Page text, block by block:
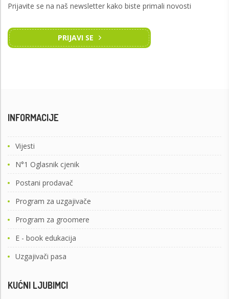
Prijavite se na naš newsletter kako biste primali novosti
PRIJAVI SE
INFORMACIJE
Vijesti
N°1 Oglasnik cjenik
Postani prodavač
Program za uzgajivače
Program za groomere
E - book edukacija
Uzgajivači pasa
KUĆNI LJUBIMCI